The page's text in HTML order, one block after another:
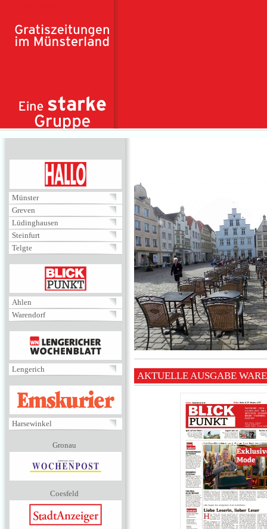
Münster
Greven
Lüdinghausen
Steinfurt
Telgte
BLICKPUNKT
Ahlen
Warendorf
MENÜ
Lengerich
EMSKURIER
Harsewinkel
Gronau
Coesfeld
AKTUELLE AUSGABE